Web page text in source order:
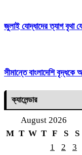
জুলাই যোদ্ধাদের ত্যাগ বৃথা
সীমান্তে বাংলাদেশি
ক্যালেন্ডার
August 2026
M T W T F S
S
1
2
3